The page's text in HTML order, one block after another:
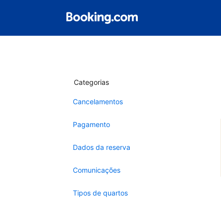
Categorias
Cancelamentos
Pagamento
Dados da reserva
Comunicações
Tipos de quartos